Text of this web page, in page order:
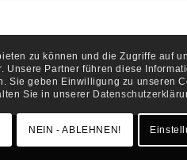
zu können und die Zugriffe auf
Partner führen diese
geben Einwilligung zu unseren
Sie in unserer
NEIN - ABLEHNEN!